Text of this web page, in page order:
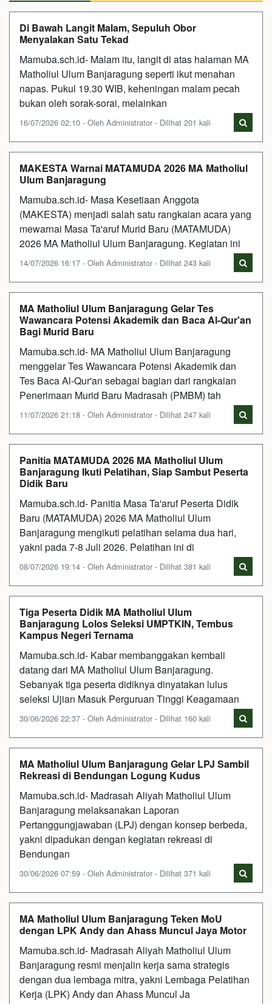
Di Bawah Langit Malam, Sepuluh Obor
Menyalakan Satu Tekad
Mamuba.sch.id- Malam itu, langit di atas halaman MA
Matholiul Ulum Banjaragung seperti ikut menahan
napas. Pukul 19.30 WIB, keheningan malam pecah
bukan oleh sorak-sorai, melainkan
16/07/2026 02:10 - Oleh Administrator - Dilihat 201 kali
MAKESTA Warnai MATAMUDA 2026 MA Matholiul
Ulum Banjaragung
Mamuba.sch.id- Masa Kesetiaan Anggota
(MAKESTA) menjadi salah satu rangkaian acara yang
mewarnai Masa Ta'aruf Murid Baru (MATAMUDA)
2026 MA Matholiul Ulum Banjaragung. Kegiatan ini
14/07/2026 16:17 - Oleh Administrator - Dilihat 243 kali
MA Matholiul Ulum Banjaragung Gelar Tes
Wawancara Potensi Akademik dan Baca Al-Qur'an
Bagi Murid Baru
Mamuba.sch.id- MA Matholiul Ulum Banjaragung
menggelar Tes Wawancara Potensi Akademik dan
Tes Baca Al-Qur'an sebagai bagian dari rangkaian
Penerimaan Murid Baru Madrasah (PMBM) tah
11/07/2026 21:18 - Oleh Administrator - Dilihat 247 kali
Panitia MATAMUDA 2026 MA Matholiul Ulum
Banjaragung Ikuti Pelatihan, Siap Sambut Peserta
Didik Baru
Mamuba.sch.id- Panitia Masa Ta'aruf Peserta Didik
Baru (MATAMUDA) 2026 MA Matholiul Ulum
Banjaragung mengikuti pelatihan selama dua hari,
yakni pada 7-8 Juli 2026. Pelatihan ini di
08/07/2026 19:14 - Oleh Administrator - Dilihat 381 kali
Tiga Peserta Didik MA Matholiul Ulum
Banjaragung Lolos Seleksi UMPTKIN, Tembus
Kampus Negeri Ternama
Mamuba.sch.id- Kabar membanggakan kembali
datang dari MA Matholiul Ulum Banjaragung.
Sebanyak tiga peserta didiknya dinyatakan lulus
seleksi Ujian Masuk Perguruan Tinggi Keagamaan
30/06/2026 22:37 - Oleh Administrator - Dilihat 160 kali
MA Matholiul Ulum Banjaragung Gelar LPJ Sambil
Rekreasi di Bendungan Logung Kudus
Mamuba.sch.id- Madrasah Aliyah Matholiul Ulum
Banjaragung melaksanakan Laporan
Pertanggungjawaban (LPJ) dengan konsep berbeda,
yakni dipadukan dengan kegiatan rekreasi di
Bendungan
30/06/2026 07:59 - Oleh Administrator - Dilihat 371 kali
MA Matholiul Ulum Banjaragung Teken MoU
dengan LPK Andy dan Ahass Muncul Jaya Motor
Mamuba.sch.id- Madrasah Aliyah Matholiul Ulum
Banjaragung resmi menjalin kerja sama strategis
dengan dua lembaga mitra, yakni Lembaga Pelatihan
Kerja (LPK) Andy dan Ahass Muncul Ja